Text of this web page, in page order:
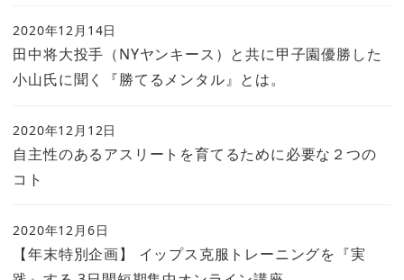
田中将大投手（NYヤンキース）と共に甲子園優勝した
小山氏に聞く『勝てるメンタル』とは。
2020年12月14日
自主性のあるアスリートを育てるために必要な２つの
コト
2020年12月12日
【年末特別企画】 イップス克服トレーニングを『実
2020年12月6日